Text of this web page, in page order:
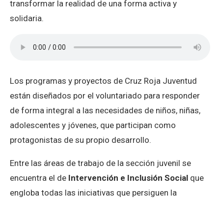
transformar la realidad de una forma activa y
solidaria.
Los programas y proyectos de Cruz Roja Juventud
están diseñados por el voluntariado para responder
de forma integral a las necesidades de niños, niñas,
adolescentes y jóvenes, que participan como
protagonistas de su propio desarrollo.
Entre las áreas de trabajo de la sección juvenil se
encuentra el de Intervención e Inclusión Social que
engloba todas las iniciativas que persiguen la